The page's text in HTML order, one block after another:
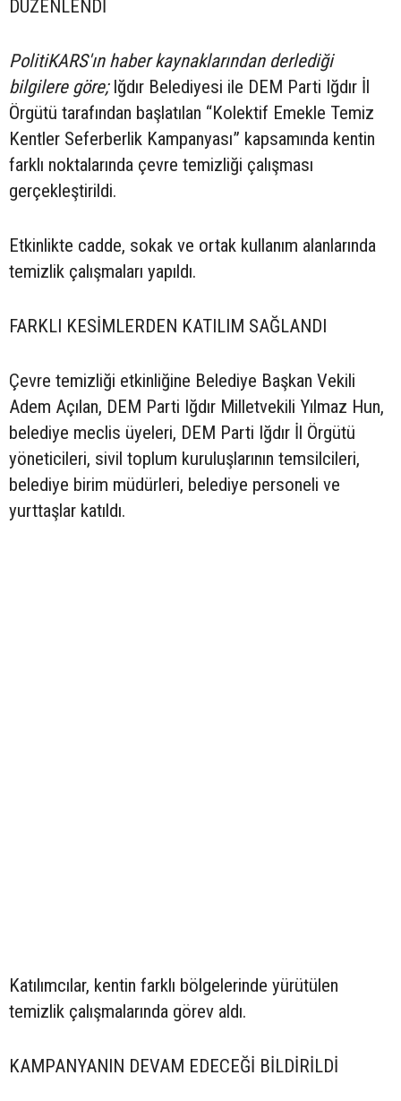
DÜZENLENDİ
PolitiKARS'ın haber kaynaklarından derlediği
bilgilere göre;Iğdır Belediyesi ile DEM Parti Iğdır İl
Örgütü tarafından başlatılan “Kolektif Emekle Temiz
Kentler Seferberlik Kampanyası” kapsamında kentin
farklı noktalarında çevre temizliği çalışması
gerçekleştirildi.
Etkinlikte cadde, sokak ve ortak kullanım alanlarında
temizlik çalışmaları yapıldı.
FARKLI KESİMLERDEN KATILIM SAĞLANDI
Çevre temizliği etkinliğine Belediye Başkan Vekili
Adem Açılan, DEM Parti Iğdır Milletvekili Yılmaz Hun,
belediye meclis üyeleri, DEM Parti Iğdır İl Örgütü
yöneticileri, sivil toplum kuruluşlarının temsilcileri,
belediye birim müdürleri, belediye personeli ve
yurttaşlar katıldı.
Katılımcılar, kentin farklı bölgelerinde yürütülen
temizlik çalışmalarında görev aldı.
KAMPANYANIN DEVAM EDECEĞİ BİLDİRİLDİ